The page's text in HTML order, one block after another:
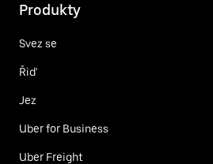
Produkty
Svez se
Řiď
Jez
Uber for Business
Uber Freight